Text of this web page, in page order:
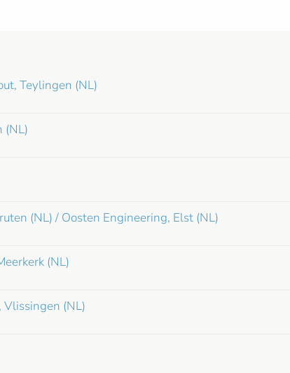
Teylingen (NL)
(NL)
(NL) / Oosten Engineering, Elst (NL)
(NL)
Vlissingen (NL)